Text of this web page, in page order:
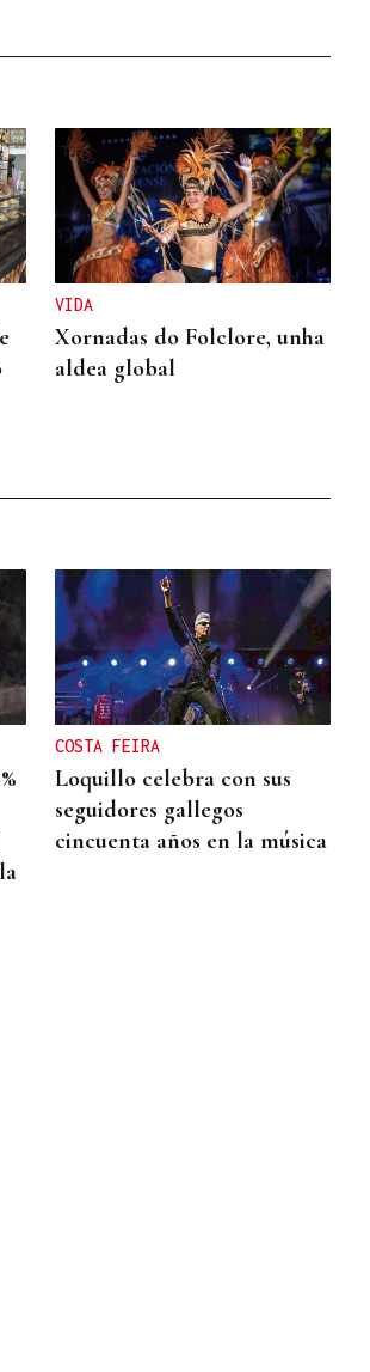
VIDA
Xornadas do Folclore, unha
aldea global
COSTA FEIRA
Loquillo celebra con sus
seguidores gallegos
cincuenta años en la música